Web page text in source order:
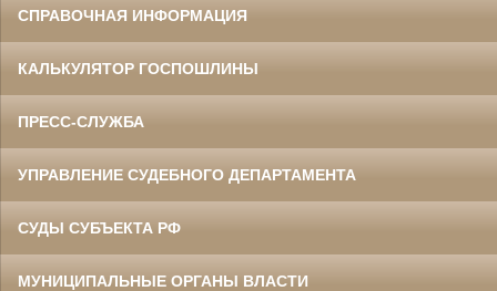
СПРАВОЧНАЯ ИНФОРМАЦИЯ
КАЛЬКУЛЯТОР ГОСПОШЛИНЫ
ПРЕСС-СЛУЖБА
УПРАВЛЕНИЕ СУДЕБНОГО ДЕПАРТАМЕНТА
СУДЫ СУБЪЕКТА РФ
МУНИЦИПАЛЬНЫЕ ОРГАНЫ ВЛАСТИ